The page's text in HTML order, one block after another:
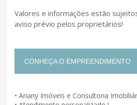
Valores e informações estão
aviso prévio pelos proprietários!
CONHEÇA O EMPREENDIMENTO
• Ariany Imóveis e Consultoria